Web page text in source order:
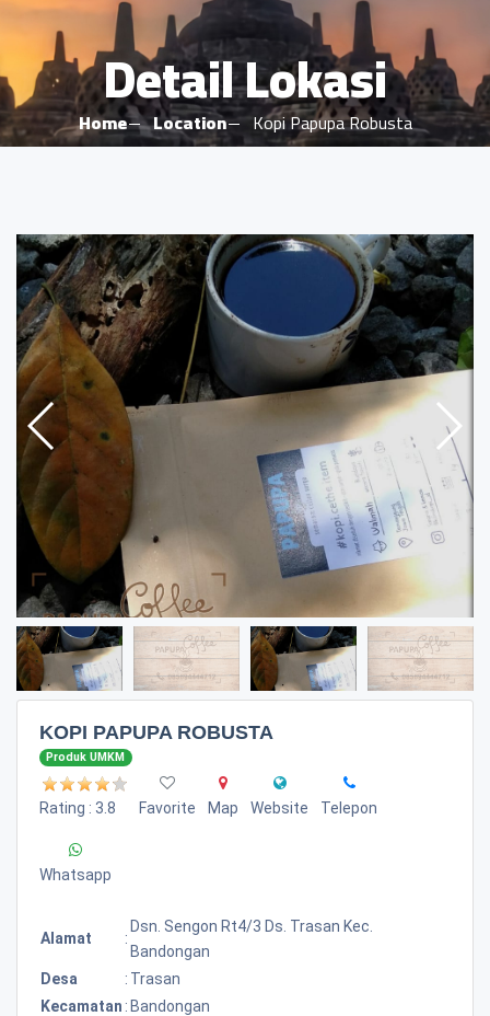
Detail Lokasi
Home Location Kopi Papupa Robusta
KOPI PAPUPA ROBUSTA
Produk UMKM
Rating : 3.8 Favorite Map Website Telepon
Whatsapp
Alamat :
Dsn. Sengon Rt4/3 Ds. Trasan Kec.
Bandongan
Desa
: Trasan
Kecamatan : Bandongan